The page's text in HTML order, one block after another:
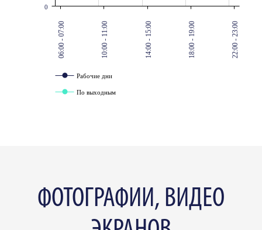
06:00 - 07:00 10:00 - 11:00 14:00 - 15:00 18:00 - 19:00 22:00 - 23:00
0
Рабочие дни
По выходным
ФОТОГРАФИИ, ВИДЕО